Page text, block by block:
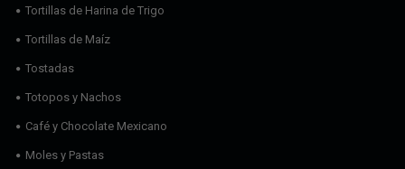
Tortillas de Harina de Trigo
Tortillas de Maíz
Tostadas
Totopos y Nachos
Café y Chocolate Mexicano
Moles y Pastas